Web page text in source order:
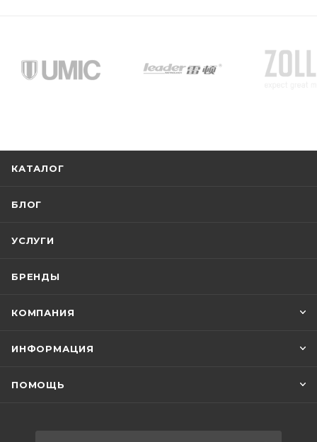
КАТАЛОГ
БЛОГ
УСЛУГИ
БРЕНДЫ
КОМПАНИЯ
ИНФОРМАЦИЯ
ПОМОЩЬ